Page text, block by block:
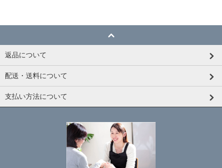
返品について
配送・送料について
支払い方法について